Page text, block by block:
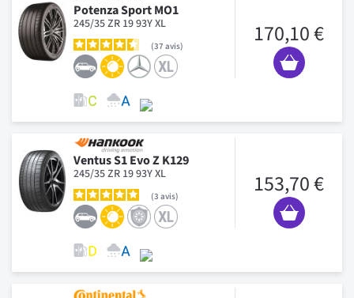
Potenza Sport MO1
245/35 ZR 19 93Y XL
37 avis 170,10 €
Ventus S1 Evo Z K129
245/35 ZR 19 93Y XL
3 avis 153,70 €